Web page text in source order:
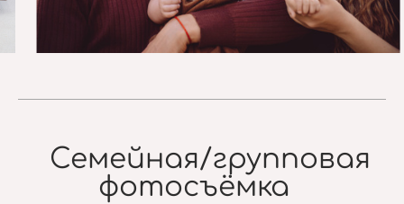
Семейная/групповая
фотосъёмка